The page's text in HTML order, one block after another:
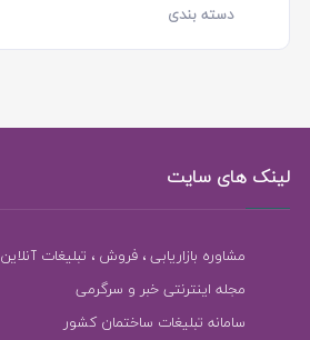
دسته بندی
لینک های سایت
مشاوره بازاریابی ، فروش ، تبلیغات آنلاین
مجله اینترنتی خبر و سرگرمی
سامانه تبلیغات ساختمان کشور